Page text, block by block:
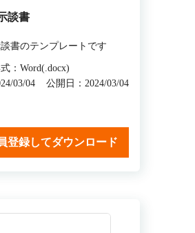
談書
書のテンプレートです
：Word(.docx)
03/04
公開日：2024/03/04
登録してダウンロード